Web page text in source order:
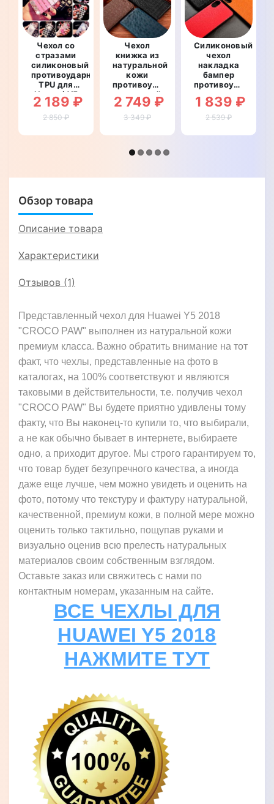
Чехол со
стразами
силиконовый
противоударный
TPU для
Huawei Y5
2018 "WALL
STAR"
2 189 ₽
2 850 ₽
Чехол
книжка из
натуральной
кожи
противоударный
магнитный
для Huawei
Y5 2018
2 749 ₽
3 349 ₽
Силиконовый
чехол
накладка
бампер
противоударный
со
вставкой
из
кожи для
1 839 ₽
2 539 ₽
Обзор товара
Описание товара
Характеристики
Отзывов (1)
Представленный чехол для Huawei Y5 2018
"CROCO PAW" выполнен из натуральной кожи
премиум класса. Важно обратить внимание на тот
факт, что чехлы, представленные на фото в
каталогах, на 100% соответствуют и являются
таковыми в действительности, т.е. получив чехол
"CROCO PAW" Вы будете приятно удивлены тому
факту, что Вы наконец-то купили то, что выбирали,
а не как обычно бывает в интернете, выбираете
одно, а приходит другое. Мы строго гарантируем то,
что товар будет безупречного качества, а иногда
даже еще лучше, чем можно увидеть и оценить на
фото, потому что текстуру и фактуру натуральной,
качественной, премиум кожи, в полной мере можно
оценить только тактильно, пощупав руками и
визуально оценив всю прелесть натуральных
материалов своим собственным взглядом.
Оставьте заказ или свяжитесь с нами по
контактным номерам, указанным на сайте.
ВСЕ ЧЕХЛЫ ДЛЯ
HUAWEI Y5 2018
НАЖМИТЕ ТУТ